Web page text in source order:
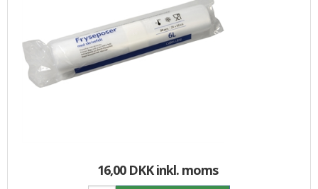
16,00 DKKinkl. moms